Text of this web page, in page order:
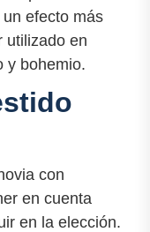
efecto más
utilizado en
y bohemio.
con
en cuenta
en la elección.